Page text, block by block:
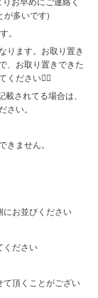
お早めにご連絡く
が多いです)
す。
ります。お取り置き
、お取り置きできた
ください🙇‍♀️
されてる場合は、
さい。
きません。
にお並びください
ください
て頂くことがござい